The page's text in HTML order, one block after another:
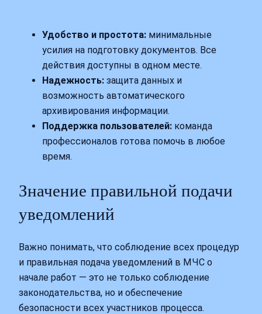
Удобство и простота: минимальные
усилия на подготовку документов. Все
действия доступны в одном месте.
Надежность: защита данных и
возможность автоматического
архивирования информации.
Поддержка пользователей: команда
профессионалов готова помочь в любое
время.
Значение правильной подачи
уведомлений
Важно понимать, что соблюдение всех процедур
и правильная подача уведомлений в МЧС о
начале работ — это не только соблюдение
законодательства, но и обеспечение
безопасности всех участников процесса.